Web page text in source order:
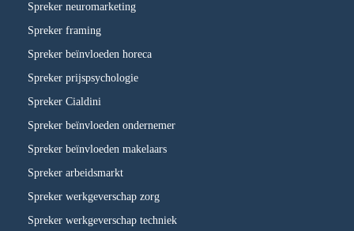
Spreker neuromarketing
Spreker framing
Spreker beïnvloeden horeca
Spreker prijspsychologie
Spreker Cialdini
Spreker beïnvloeden ondernemer
Spreker beïnvloeden makelaars
Spreker arbeidsmarkt
Spreker werkgeverschap zorg
Spreker werkgeverschap techniek